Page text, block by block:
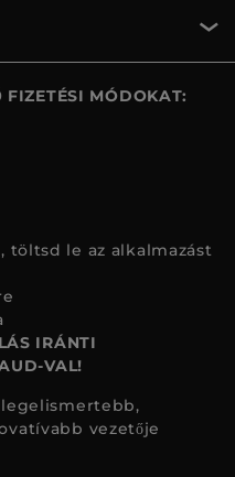
FIZETÉSI MÓDOKAT:
töltsd le az alkalmazást
IRÁNTI
VAL!
vezetője